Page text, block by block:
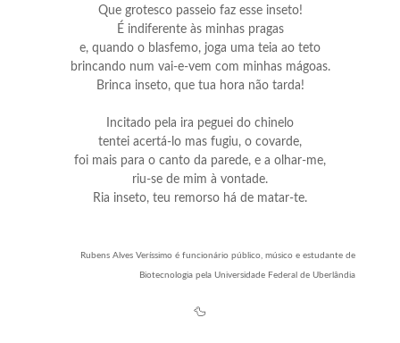
Que grotesco passeio faz esse inseto!
É indiferente às minhas pragas
e, quando o blasfemo, joga uma teia ao teto
brincando num vai-e-vem com minhas mágoas.
Brinca inseto, que tua hora não tarda!
Incitado pela ira peguei do chinelo
tentei acertá-lo mas fugiu, o covarde,
foi mais para o canto da parede, e a olhar-me,
riu-se de mim à vontade.
Ria inseto, teu remorso há de matar-te.
Rubens Alves Veríssimo é funcionário público, músico e estudante de
Biotecnologia pela Universidade Federal de Uberlândia
🦆